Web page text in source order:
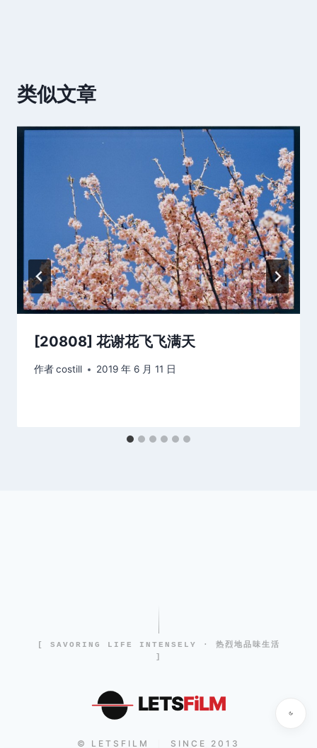
类似文章
[20808] 花谢花飞飞满天
作者costill 2019 年 6 月 11 日
[ SAVORING LIFE INTENSELY · 热烈地品味生活
]
LETSFiLM
© LETSFILM SINCE 2013